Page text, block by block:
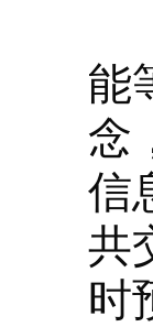
能
念
信
共
时